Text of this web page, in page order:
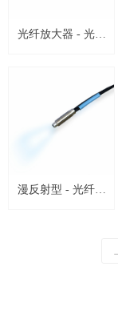
光纤放大器 - 光纤
漫反射型 - 光纤配